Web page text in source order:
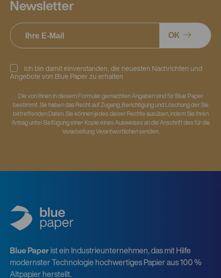
Newsletter
OK
Ich bin damit einverstanden, die neuesten Nachrichten und
Angebote von Blue Paper zu erhalten
Die von Ihnen in diesem Formular gemachten Angaben sind für Blue Paper
bestimmt. Sie haben das Recht auf Zugang, Berichtigung und Löschung der Sie
betreffenden Daten. Sie können jedes dieser Rechte ausüben, indem Sie Ihren
Antrag unter Beifügung einer Kopie eines Ausweises an die Anschrift des für die
Verarbeitung Verantwortlichen senden.
Blue Paper ist ein Industrieunternehmen, das mit Hilfe
modernster Technologie hochwertiges Papier aus 100 %
Altpapier herstellt.